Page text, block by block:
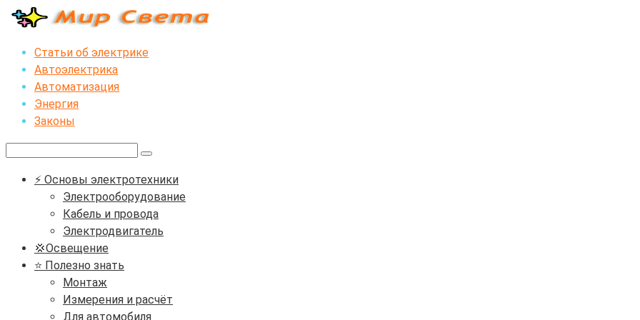
Перейти
контентуСтатьи об электрике
Автоэлектрика
Автоматизация
Энергия
Законы
⚡ Основы электротехники
Электрооборудование
Кабель и провода
Электродвигатель
💢Освещение
⭐ Полезно знать
Монтаж
Измерения и расчёт
Для автомобиля